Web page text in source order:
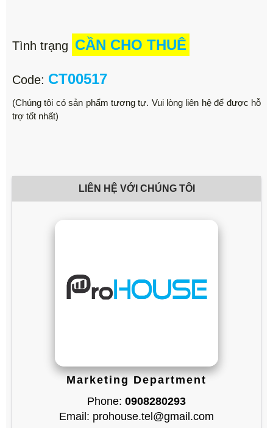
Tình trạng CẦN CHO THUÊ
Code: CT00517
(Chúng tôi có sản phẩm tương tự. Vui lòng liên hệ để được hỗ
trợ tốt nhất)
LIÊN HỆ VỚI CHÚNG TÔI
Marketing Department
Phone: 0908280293
Email: prohouse.tel@gmail.com